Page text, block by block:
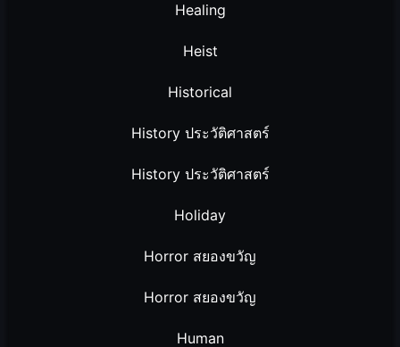
Healing
Heist
Historical
History ประวัติศาสตร์
History ประวัติศาสตร์
Holiday
Horror สยองขวัญ
Horror สยองขวัญ
Human